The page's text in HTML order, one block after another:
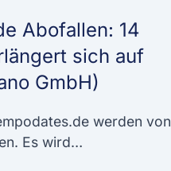
Abofallen: 14
sich auf
GmbH)
werden von
Es wird…